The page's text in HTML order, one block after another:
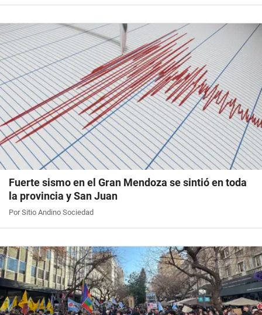
Fuerte sismo en el Gran Mendoza se sintió en toda
la provincia y San Juan
Por Sitio Andino Sociedad